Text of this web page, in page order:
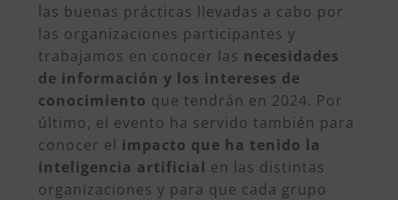
las buenas prácticas llevadas a cabo por
las organizaciones participantes y
trabajamos en conocer las necesidades
de información y los intereses de
conocimiento que tendrán en 2024. Por
último, el evento ha servido también para
conocer el impacto que ha tenido la
inteligencia artificial en las distintas
organizaciones y para que cada grupo